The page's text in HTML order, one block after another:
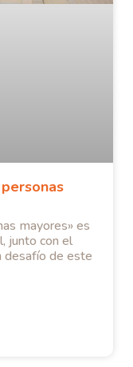
mayores» es
junto con el
desafío de este